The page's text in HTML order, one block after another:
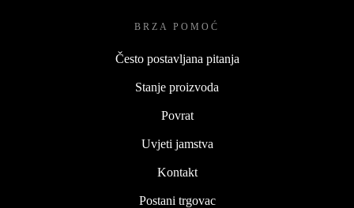
BRZA POMOĆ
Često postavljana pitanja
Stanje proizvoda
Povrat
Uvjeti jamstva
Kontakt
Postani trgovac